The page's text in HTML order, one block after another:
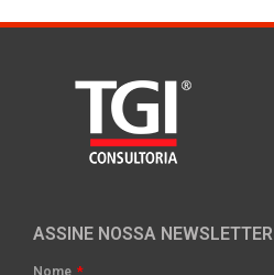
ASSINE NOSSA NEWSLETTER
Nome